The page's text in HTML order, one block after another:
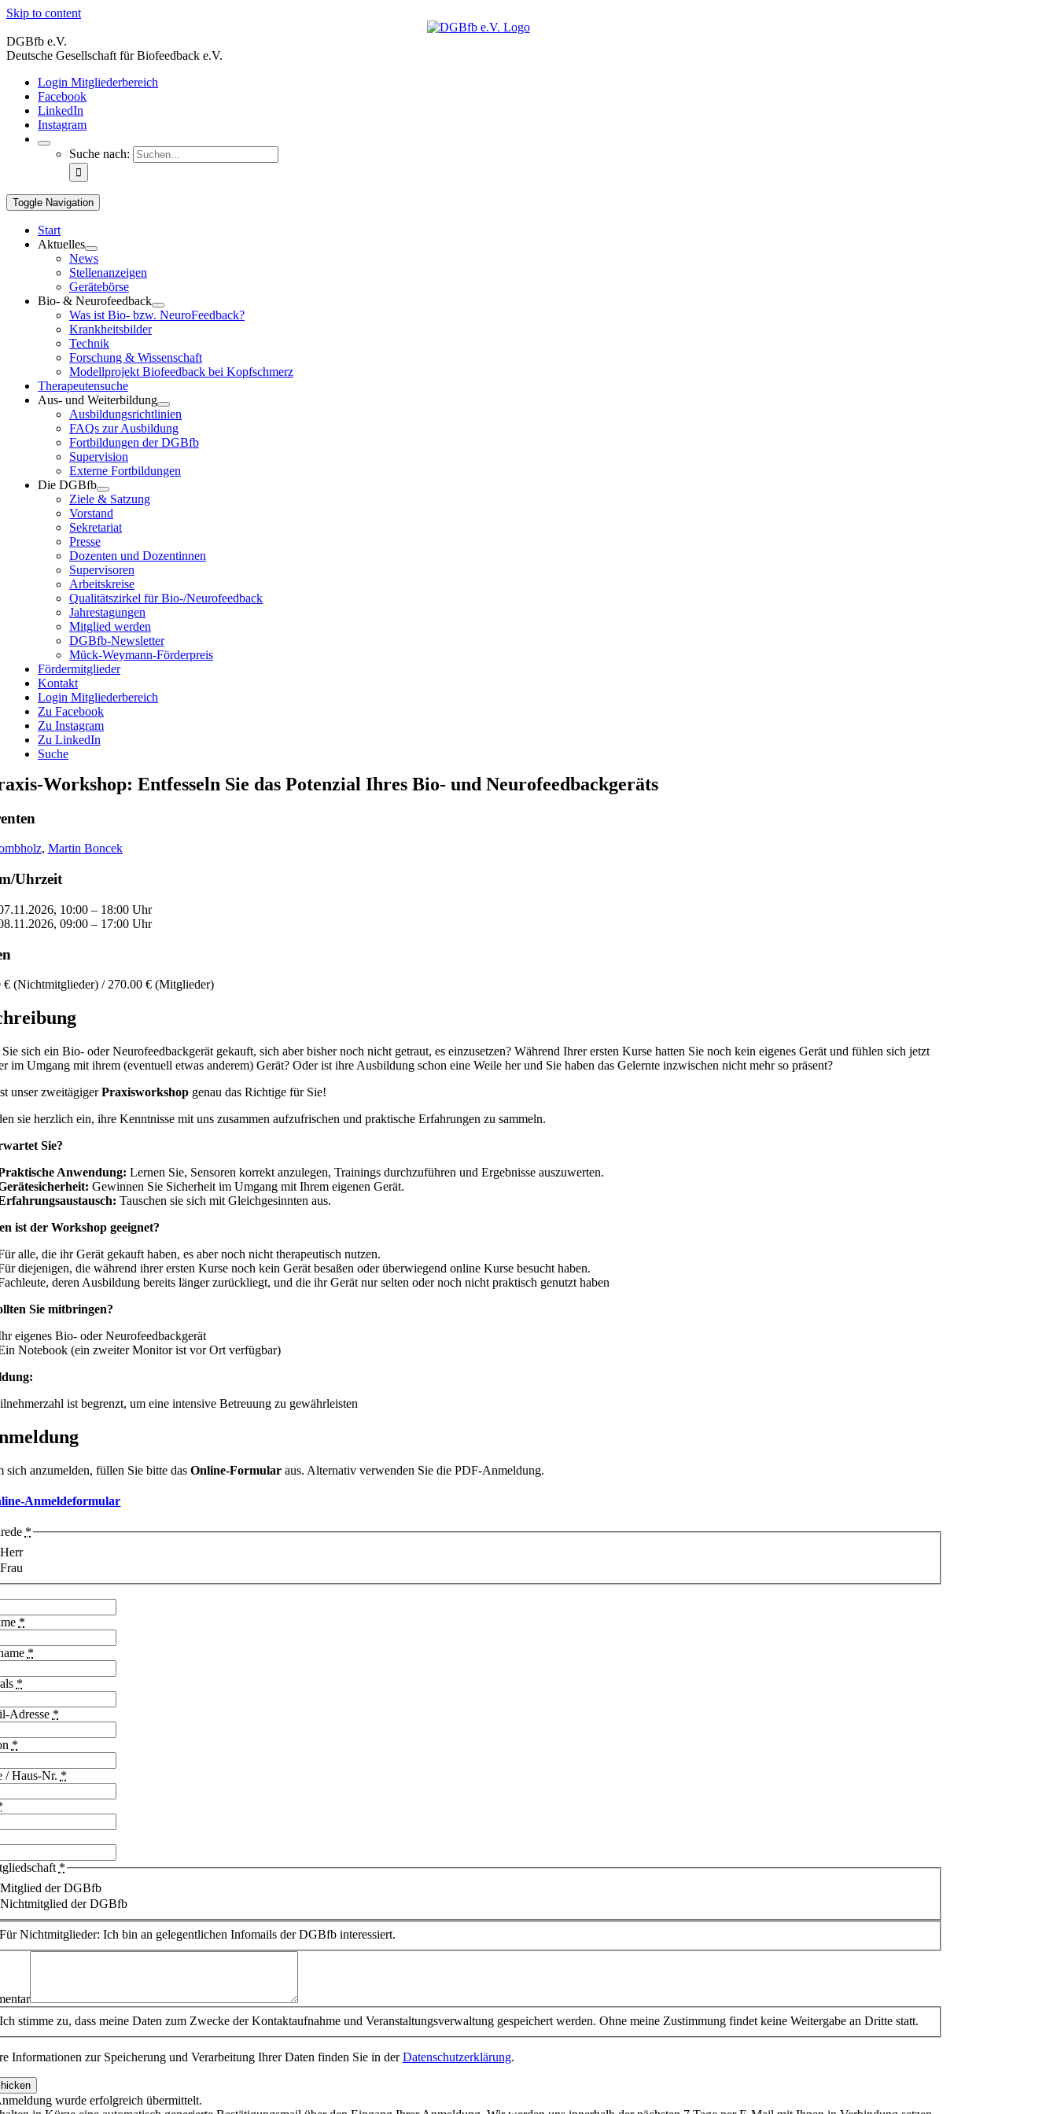
Skip to content
DGBfb e.V.
Deutsche Gesellschaft für Biofeedback e.V.
Login Mitgliederbereich
Facebook
LinkedIn
Instagram
Suche nach:
Toggle Navigation
Start
Aktuelles
News
Stellenanzeigen
Gerätebörse
Bio- & Neurofeedback
Was ist Bio- bzw. NeuroFeedback?
Krankheitsbilder
Technik
Forschung & Wissenschaft
Modellprojekt Biofeedback bei Kopfschmerz
Therapeutensuche
Aus- und Weiterbildung
Ausbildungsrichtlinien
FAQs zur Ausbildung
Fortbildungen der DGBfb
Supervision
Externe Fortbildungen
Die DGBfb
Ziele & Satzung
Vorstand
Sekretariat
Presse
Dozenten und Dozentinnen
Supervisoren
Arbeitskreise
Qualitätszirkel für Bio-/Neurofeedback
Jahrestagungen
Mitglied werden
DGBfb-Newsletter
Mück-Weymann-Förderpreis
Fördermitglieder
Kontakt
Login Mitgliederbereich
Zu Facebook
Zu Instagram
Zu LinkedIn
Suche
Workshop: Entfesseln Sie das Potenzial Ihres Bio- und Neurofeedbackgeräts
, Martin Boncek
Uhrzeit
10:00 – 18:00 Uhr
09:00 – 17:00 Uhr
€ (Nichtmitglieder) / 270.00 € (Mitglieder)
sich ein Bio- oder Neurofeedbackgerät gekauft, sich aber bisher noch nicht getraut, es einzusetzen? Während Ihrer ersten Kurse hatten Sie noch kein eigenes Gerät und fühlen sich jetzt
im Umgang mit ihrem (eventuell etwas anderem) Gerät? Oder ist ihre Ausbildung schon eine Weile her und Sie haben das Gelernte inzwischen nicht mehr so präsent?
unser zweitägigerPraxisworkshopgenau das Richtige für Sie!
sie herzlich ein, ihre Kenntnisse mit uns zusammen aufzufrischen und praktische Erfahrungen zu sammeln.
Sie?
Anwendung: Lernen Sie, Sensoren korrekt anzulegen, Trainings durchzuführen und Ergebnisse auszuwerten.
Gewinnen Sie Sicherheit im Umgang mit Ihrem eigenen Gerät.
Tauschen sie sich mit Gleichgesinnten aus.
ist der Workshop geeignet?
alle, die ihr Gerät gekauft haben, es aber noch nicht therapeutisch nutzen.
diejenigen, die während ihrer ersten Kurse noch kein Gerät besaßen oder überwiegend online Kurse besucht haben.
deren Ausbildung bereits länger zurückliegt, und die ihr Gerät nur selten oder noch nicht praktisch genutzt haben
Sie mitbringen?
eigenes Bio- oder Neurofeedbackgerät
Notebook (ein zweiter Monitor ist vor Ort verfügbar)
ist begrenzt, um eine intensive Betreuung zu gewährleisten
sich anzumelden, füllen Sie bitte dasOnline-Formular aus. Alternativ verwenden Sie die PDF-Anmeldung.
Anmeldeformular
*
Herr
Frau
*
*
*
Adresse *
*
/ Haus-Nr. *
*
Mitglied der DGBfb
Nichtmitglied der DGBfb
Nichtmitglieder: Ich bin an gelegentlichen Infomails der DGBfb interessiert.
stimme zu, dass meine Daten zum Zwecke der Kontaktaufnahme und Veranstaltungsverwaltung gespeichert werden. Ohne meine Zustimmung findet keine Weitergabe an Dritte statt.
Informationen zur Speicherung und Verarbeitung Ihrer Daten finden Sie in derDatenschutzerklärung.
wurde erfolgreich übermittelt.